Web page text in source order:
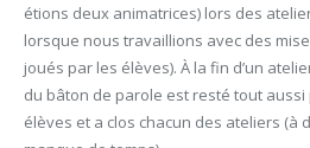
étions deux animatrices) lors des
lorsque nous travaillions avec des
joués par les élèves). À la fin d’un
du bâton de parole est resté tout
élèves et a clos chacun des ateliers (à